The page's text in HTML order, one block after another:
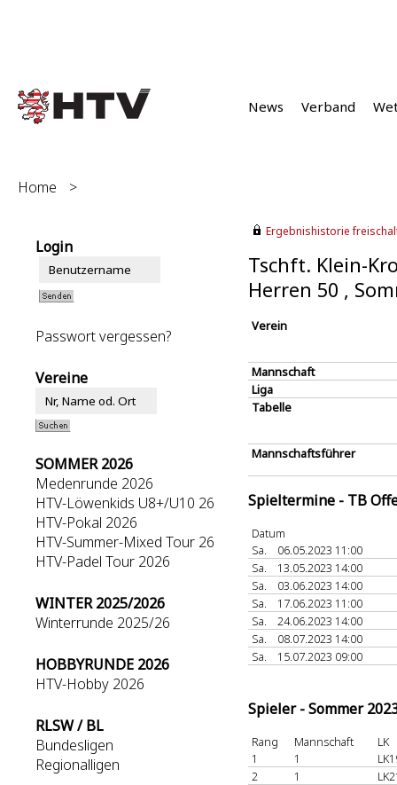
News Verband
Home >
Login
Passwort vergessen?
Vereine
SOMMER 2026
Medenrunde 2026
HTV-Löwenkids U8+/U10 26
HTV-Pokal 2026
HTV-Summer-Mixed Tour 26
HTV-Padel Tour 2026
WINTER 2025/2026
Winterrunde 2025/26
HOBBYRUNDE 2026
HTV-Hobby 2026
RLSW / BL
Bundesligen
Regionalligen
Ergebnishistorie
Tschft. Klein-
Herren 50 ,
Verein
Mannschaft
Liga
Tabelle
Mannschaftsführer
Spieltermine - TB
Datum
Sa.
06.05.2023 11:00
Sa.
13.05.2023 14:00
Sa.
03.06.2023 14:00
Sa.
17.06.2023 11:00
Sa.
24.06.2023 14:00
Sa.
08.07.2023 14:00
Sa.
15.07.2023 09:00
Spieler - Sommer
Rang Mannschaft
LK
1
1
2
1